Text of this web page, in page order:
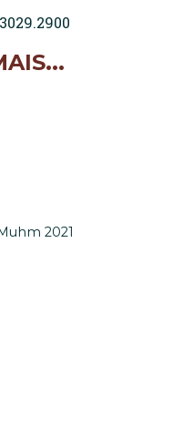
2021